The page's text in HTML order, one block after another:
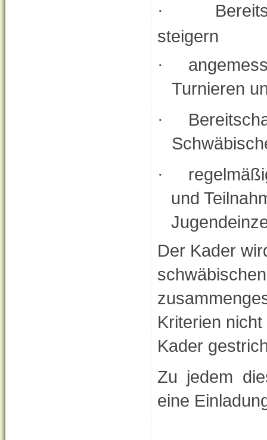
·
steigern
·
Turnieren
·
·
und
Der Kader
Kriterien
Kader
Zu jedem
eine